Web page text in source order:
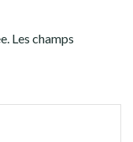
Les champs